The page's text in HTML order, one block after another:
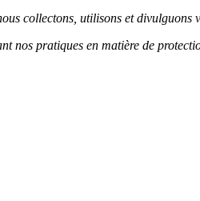
collectons, utilisons et divulguons
nos pratiques en matière de